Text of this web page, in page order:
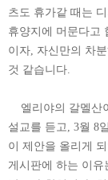
츠도 휴가같 때는
휴양지에 머문다고
이자, 자신만의 차
것 같습니다.
엘리야의 갈멜산
설교를 듣고, 3월 8
이 제안을 올리게
게시판에 하는 이